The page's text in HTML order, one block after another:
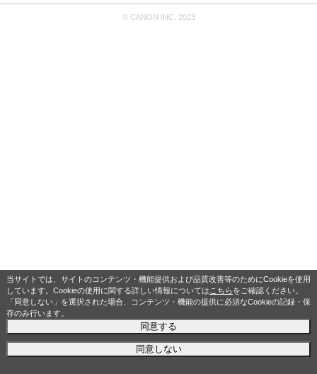
当サイトでは、サイトのコンテンツ・機能提供および品質改善等のためにCookieを使用
しています。Cookieの使用に関する詳しい情報については こちらをご確認ください。
「同意しない」を選択された場合、コンテンツ・機能の提供に必須なCookieの記録・保
存のみ行います。
同意する
同意しない
© CANON INC. 2023